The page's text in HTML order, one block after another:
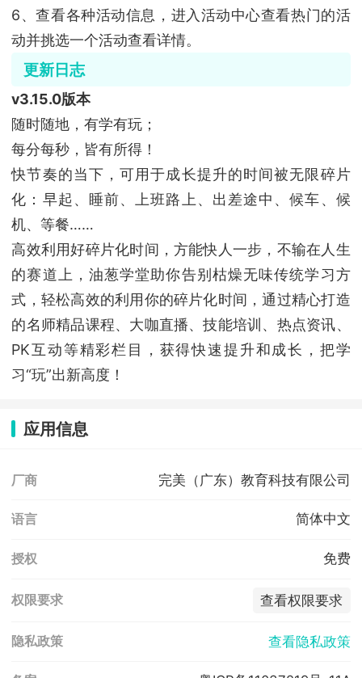
6、查看各种活动信息，进入活动中心查看热门的活
动并挑选一个活动查看详情。
更新日志
v3.15.0版本
随时随地，有学有玩；
每分每秒，皆有所得！
快节奏的当下，可用于成长提升的时间被无限碎片
化：早起、睡前、上班路上、出差途中、候车、候
机、等餐……
高效利用好碎片化时间，方能快人一步，不输在人生
的赛道上，油葱学堂助你告别枯燥无味传统学习方
式，轻松高效的利用你的碎片化时间，通过精心打造
的名师精品课程、大咖直播、技能培训、热点资讯、
PK互动等精彩栏目，获得快速提升和成长，把学
习“玩”出新高度！
应用信息
厂商 完美（广东）教育科技有限公司
语言 简体中文
授权 免费
权限要求 查看权限要求
隐私政策 查看隐私政策